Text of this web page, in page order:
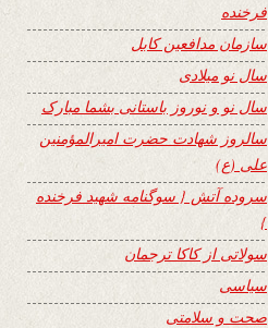
فرخنده
سازمان مدافعین کابل
سال نو میلادی
سال نو و نوروز باستانی بشما مبارک
سالروز شهادت حضرت امیرالمؤمنین
علی (ع)
سروده آتش { سوگنامه شهید فرخنده
}
سولاتی از کاکا ترجمان
سیاسی
صحت و سلامتی